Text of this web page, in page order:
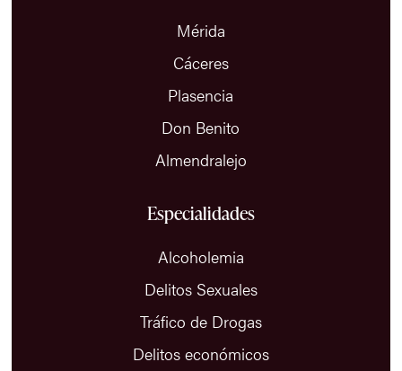
Mérida
Cáceres
Plasencia
Don Benito
Almendralejo
Especialidades
Alcoholemia
Delitos Sexuales
Tráfico de Drogas
Delitos económicos